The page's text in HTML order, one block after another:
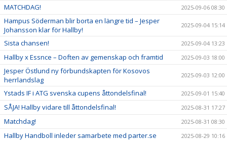
MATCHDAG! 2025-09-06 08:30
Hampus Söderman blir borta en längre tid – Jesper
Johansson klar för Hallby!
2025-09-04 15:14
Sista chansen! 2025-09-04 13:23
Hallby x Essnce – Doften av gemenskap och framtid 2025-09-03 18:00
Jesper Östlund ny förbundskapten för Kosovos
herrlandslag
2025-09-03 12:00
Ystads IF i ATG svenska cupens åttondelsfinal! 2025-09-01 15:40
SÅJA! Hallby vidare till åttondelsfinal! 2025-08-31 17:27
Matchdag! 2025-08-31 08:30
Hallby Handboll inleder samarbete med parter.se 2025-08-29 10:16